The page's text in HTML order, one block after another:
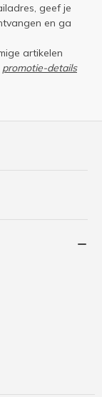
geef je
en ga
artikelen
promotie-details